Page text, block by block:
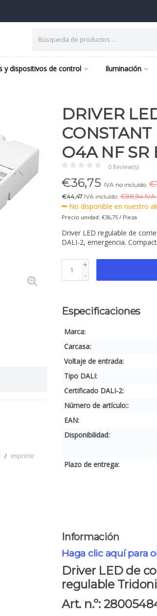
y dispositivos de control Iluminación
/ Imprimir
DRIVER
O4A NF SR
0 Review(s)
€36,75 IVA no incluido
€44,47 IVA incluido €88,94
No disponible en nuestro
Precio unidad: €36,75 / Pieza
Driver LED regulable de
DALI-2, emergencia.
+
-
Especificaciones
Marca:
Carcasa:
Voltaje de entrada:
Tipo DALI:
Certificado DALI-2:
Número de artículo::
EAN:
Disponibilidad:
Plazo de entrega:
Información
Haga clic aquí para
Driver LED de
regulable
Art. n.º: